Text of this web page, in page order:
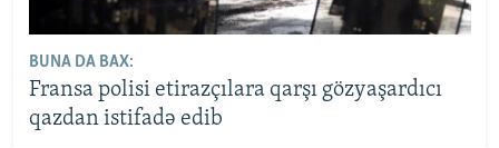
BUNA DA BAX:
Fransa polisi etirazçılara qarşı gözyaşardıcı
qazdan istifadə edib